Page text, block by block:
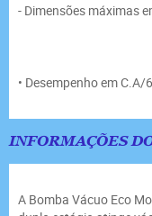
- Dimensões máximas
• Desempenho em
INFORMAÇÕES
A Bomba Vácuo Eco